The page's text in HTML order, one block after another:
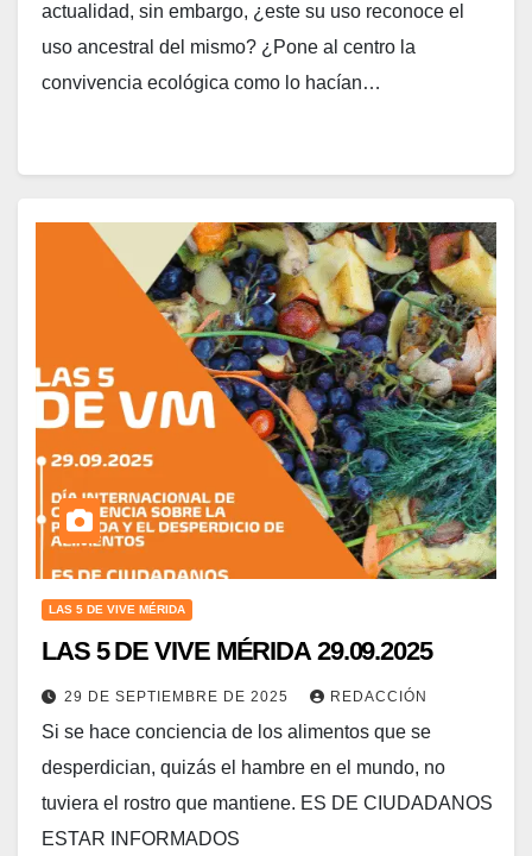
actualidad, sin embargo, ¿este su uso reconoce el
uso ancestral del mismo? ¿Pone al centro la
convivencia ecológica como lo hacían…
LAS 5 DE VIVE MÉRIDA
LAS 5 DE VIVE MÉRIDA 29.09.2025
29 DE SEPTIEMBRE DE 2025 REDACCIÓN
Si se hace conciencia de los alimentos que se
desperdician, quizás el hambre en el mundo, no
tuviera el rostro que mantiene. ES DE CIUDADANOS
ESTAR INFORMADOS